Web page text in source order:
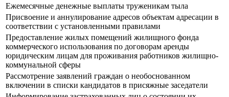
Ежемесячные денежные выплаты труженикам тыла
Присвоение и аннулирование адресов объектам адресации в
соответствии с установленными правилами
Предоставление жилых помещений жилищного фонда
коммерческого использования по договорам аренды
юридическим лицам для проживания работников жилищно-
коммунальной сферы
Рассмотрение заявлений граждан о необоснованном
включении в списки кандидатов в присяжные заседатели